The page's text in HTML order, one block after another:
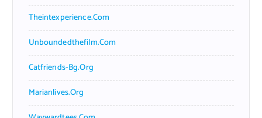
Theintexperience.com
Unboundedthefilm.com
Catfriends-Bg.org
Marianlives.org